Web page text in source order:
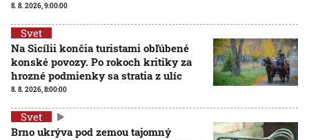
8. 8. 2026, 9:00:00
Svet
Na Sicílii končia turistami obľúbené
konské povozy. Po rokoch kritiky za
hrozné podmienky sa stratia z ulíc
8. 8. 2026, 8:00:00
Svet
Brno ukrýva pod zemou tajomný